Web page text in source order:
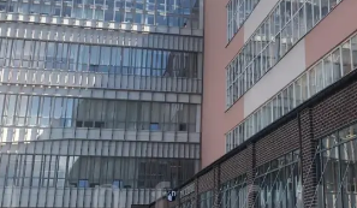
и
Столовая
В столовой
представлен
широкий
выбор горячих
блюд, салатов,
закусок и